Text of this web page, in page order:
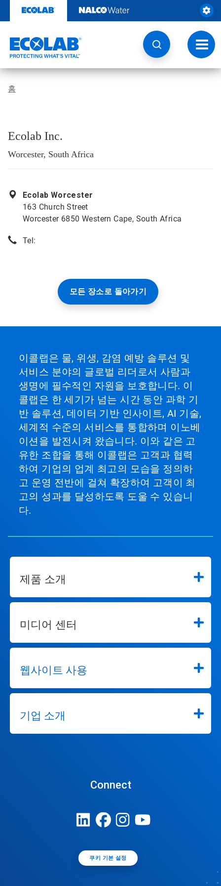
츠
기
토
글
내
비
홈
Ecolab Inc.
Worcester, South Africa
Ecolab Worcester
163 Church Street
Worcester 6850 Western Cape, South Africa
Tel:
모든 장소로 돌아가기
이콜랩은 물, 위생, 감염 예방 솔루션 및
서비스 분야의 글로벌 리더로서 사람과
생명에 필수적인 자원을 보호합니다. 이
콜랩은 한 세기가 넘는 시간 동안 과학 기
반 솔루션, 데이터 기반 인사이트, AI 기술,
세계적 수준의 서비스를 통합하며 이노베
이션을 발전시켜 왔습니다. 이와 같은 고
유한 조합을 통해 이콜랩은 고객과 협력
하여 기업의 업계 최고의 모습을 정의하
고 운영 전반에 걸쳐 확장하여 고객이 최
고의 성과를 달성하도록 도울 수 있습니
다.
제품 소개
미디어 센터
웹사이트 사용
기업 소개
Connect
쿠키 기본 설정